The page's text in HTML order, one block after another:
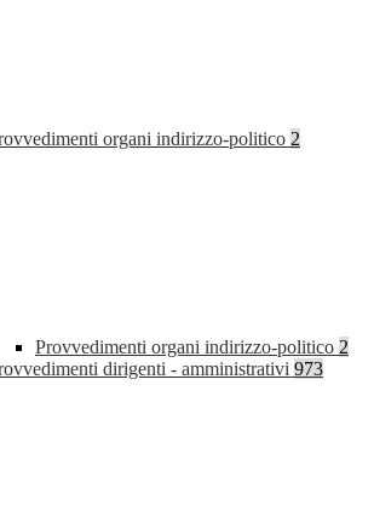
organi indirizzo-politico 2
Provvedimenti organi indirizzo-politico 2
dirigenti - amministrativi 973